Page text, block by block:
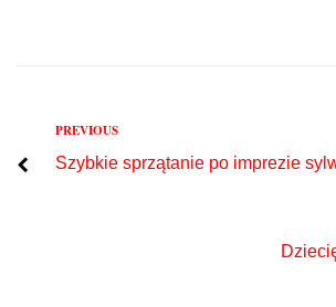
Nawigacja
wpisu
Previous
PREVIOUS
Szybkie sprzątanie po imprezie